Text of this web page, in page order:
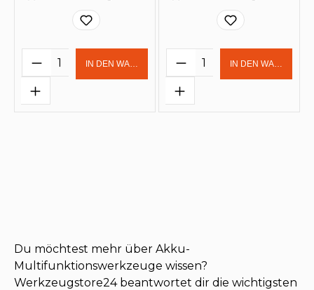
Produkt Anzahl: Gib den
IN DEN WARENKORB Produkt Anzahl:
IN DEN
Du möchtest mehr über Akku-
Multifunktionswerkzeuge wissen?
Werkzeugstore24 beantwortet dir die wichtigsten